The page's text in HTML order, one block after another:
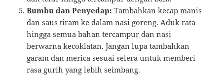
Bumbu dan Penyedap: Tambahkan kecap manis
dan saus tiram ke dalam nasi goreng. Aduk rata
hingga semua bahan tercampur dan nasi
berwarna kecoklatan. Jangan lupa tambahkan
garam dan merica sesuai selera untuk memberi
rasa gurih yang lebih seimbang.